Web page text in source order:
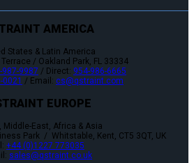
AMERICA
States & Latin America
/ Oakland Park, FL 33334
987-9987 / Direct: 954-986-6665
0021 / Email: cs@qstraint.com
EUROPE
Middle-East, Africa & Asia
Park / Whitstable, Kent, CT5 3QT, UK
+44 (0)1227 773035
sales@qstraint.co.uk